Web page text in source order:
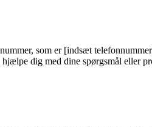
som er [indsæt
dig med dine spørgsmål eller